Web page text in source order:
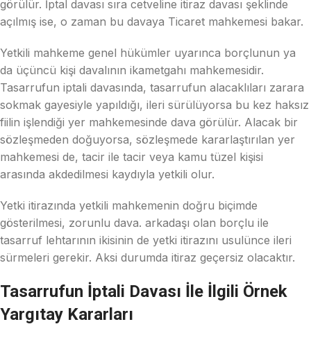
görülür. İptal davası sıra cetveline itiraz davası şeklinde
açılmış ise, o zaman bu davaya Ticaret mahkemesi bakar.
Yetkili mahkeme genel hükümler uyarınca borçlunun ya
da üçüncü kişi davalının ikametgahı mahkemesidir.
Tasarrufun iptali davasında, tasarrufun alacaklıları zarara
sokmak gayesiyle yapıldığı, ileri sürülüyorsa bu kez haksız
fiilin işlendiği yer mahkemesinde dava görülür. Alacak bir
sözleşmeden doğuyorsa, sözleşmede kararlaştırılan yer
mahkemesi de, tacir ile tacir veya kamu tüzel kişisi
arasında akdedilmesi kaydıyla yetkili olur.
Yetki itirazında yetkili mahkemenin doğru biçimde
gösterilmesi, zorunlu dava. arkadaşı olan borçlu ile
tasarruf lehtarının ikisinin de yetki itirazını usulünce ileri
sürmeleri gerekir. Aksi durumda itiraz geçersiz olacaktır.
Tasarrufun İptali Davası İle İlgili Örnek
Yargıtay Kararları